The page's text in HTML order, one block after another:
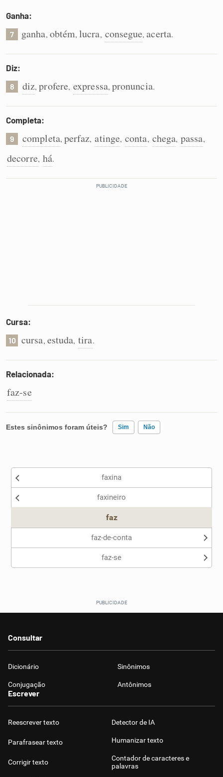
Ganha:
7 ganha, obtém, lucra, consegue,acerta.
Diz:
8 diz,profere, expressa, pronuncia.
Completa:
9 completa, perfaz, atinge, conta, chega, passa,
decorre, há.
Cursa:
10 cursa, estuda, tira.
Relacionada:
faz-se
Estes sinônimos foram úteis? Sim Não
Nenhum dos sinônimos apresentados me ajudou
faxina
faxineiro
faz
faz-de-conta
faz-se
Consultar
Dicionário Sinônimos
Conjugação Antônimos
Escrever
Reescrever texto
Parafrasear texto
Corrigir texto
Detector de IA
Humanizar texto
Contador de caracteres e
palavras